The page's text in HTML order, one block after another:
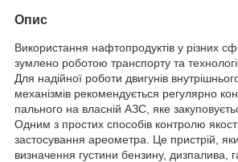
Опис
Використання нафтопродуктів у різних
зумлено роботою транспорту та
Для надійної роботи двигунів
механізмів рекомендується регулярно
пального на власній АЗС, яке
Одним з простих способів контролю
застосування ареометра. Це пристрій,
визначення густини бензину, дизпалива,